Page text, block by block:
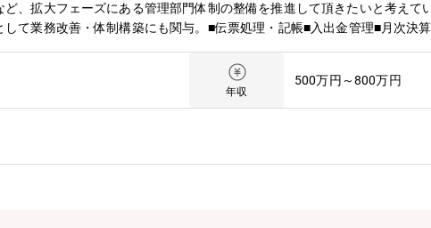
、拡大フェーズにある管理部門体制の整備を推進して頂きたいと考えて
て業務改善・体制構築にも関与。■伝票処理・記帳■入出金管理■月次決
化【当社の社風・特徴】■創業80年の安定基盤。自己資本比率65％以上。
。料亭・ホテル・百貨店・著名人監修等の高級おせちに企画段階から参画
していく」フェーズ（仕組みづくりに関われる環境）
年収
500万円～800万円